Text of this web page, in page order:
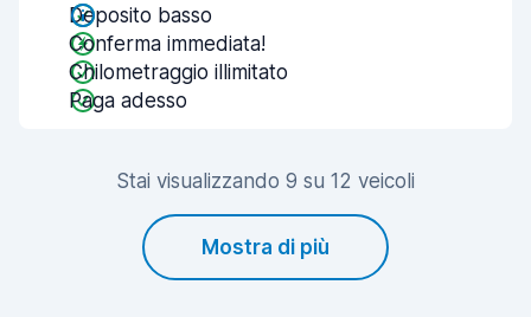
Deposito basso
Conferma immediata!
Chilometraggio illimitato
Paga adesso
Stai visualizzando 9 su 12 veicoli
Mostra di più